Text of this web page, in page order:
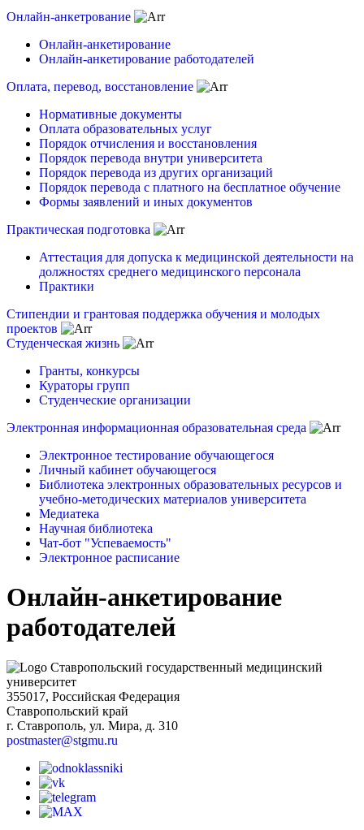
Онлайн-анкетрование
Онлайн-анкетирование
Онлайн-анкетирование работодателей
Оплата, перевод, восстановление
Нормативные документы
Оплата образовательных услуг
Порядок отчисления и восстановления
Порядок перевода внутри университета
Порядок перевода из других организаций
Порядок перевода с платного на бесплатное обучение
Формы заявлений и иных документов
Практическая подготовка
Аттестация для допуска к медицинской деятельности на
должностях среднего медицинского персонала
Практики
Стипендии и грантовая поддержка обучения и молодых
проектов
Студенческая жизнь
Гранты, конкурсы
Кураторы групп
Студенческие организации
Электронная информационная образовательная среда
Электронное тестирование обучающегося
Личный кабинет обучающегося
Библиотека электронных образовательных ресурсов и
учебно-методических материалов университета
Медиатека
Научная библиотека
Чат-бот "Успеваемость"
Электронное расписание
Онлайн-анкетирование
работодателей
Ставропольский государственный медицинский
университет
355017, Российская Федерация
Ставропольский край
г. Ставрополь, ул. Мира, д. 310
postmaster@stgmu.ru